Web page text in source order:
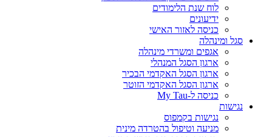
לוח שנת הלימודים
ידיעונים
כניסה לאזור האישי
סגל ומינהלה
אגפים ומשרדי מינהלה
ארגון הסגל המנהלי
ארגון הסגל האקדמי הבכיר
ארגון הסגל האקדמי הזוטר
כניסה ל-My Tau
נגישות
נגישות בקמפוס
מניעה וטיפול בהטרדה מינית